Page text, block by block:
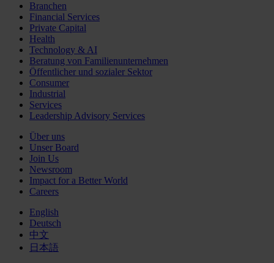
Branchen
Financial Services
Private Capital
Health
Technology & AI
Beratung von Familienunternehmen
Öffentlicher und sozialer Sektor
Consumer
Industrial
Services
Leadership Advisory Services
Über uns
Unser Board
Join Us
Newsroom
Impact for a Better World
Careers
English
Deutsch
中文
日本語